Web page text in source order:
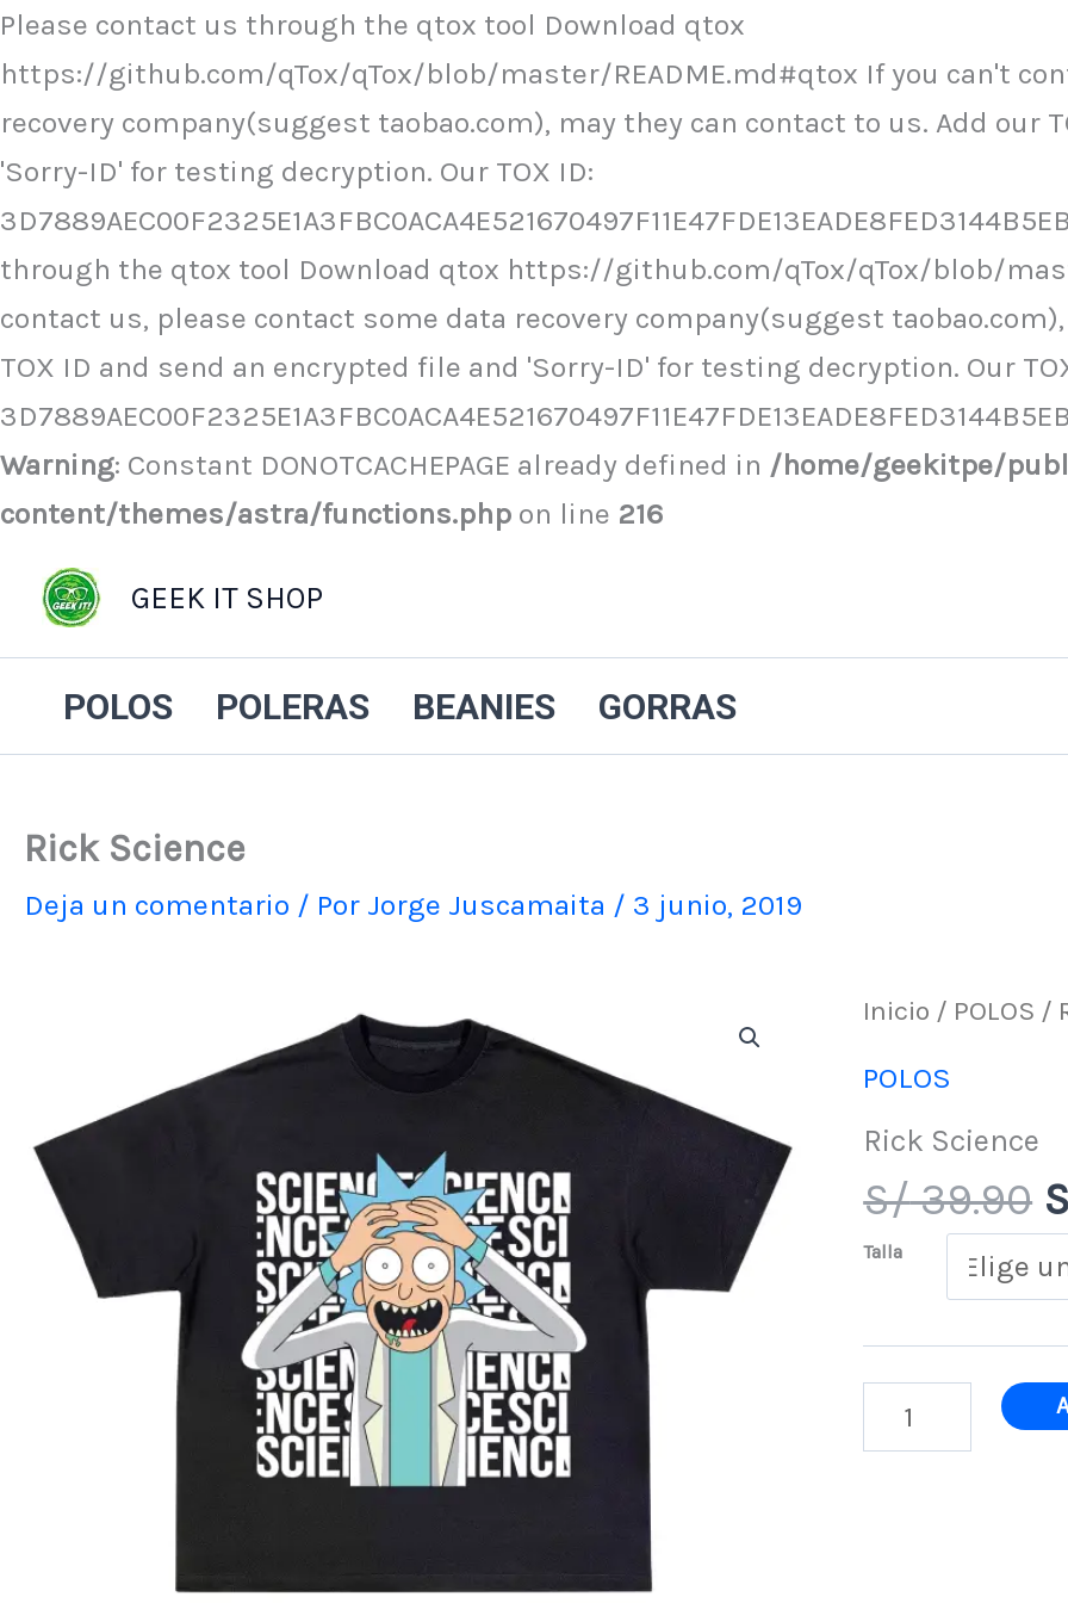
Please contact us through the qtox tool Download qtox
https://github.com/qTox/qTox/blob/master/README.md#qtox If you can't
recovery company(suggest taobao.com), may they can contact to us. Add our
'Sorry-ID' for testing decryption. Our TOX ID:
through the qtox tool Download qtox https://github.com/qTox/qTox/blob/
contact us, please contact some data recovery company(suggest
TOX ID and send an encrypted file and 'Sorry-ID' for testing decryption. Our
Warning: Constant DONOTCACHEPAGE already defined in /home/geekitpe/
content/themes/astra/functions.php on line 216
Ir
al
contenido
GEEK IT SHOP
POLOS POLERAS BEANIES GORRAS
Rick Science
Deja un comentario / Por Jorge Juscamaita / 3 junio, 2019
Inicio / POLOS /
POLOS
Rick Science
S/39.90
Talla
Rick